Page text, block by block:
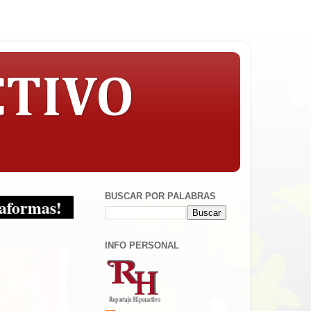
BUSCAR POR PALABRAS
INFO PERSONAL